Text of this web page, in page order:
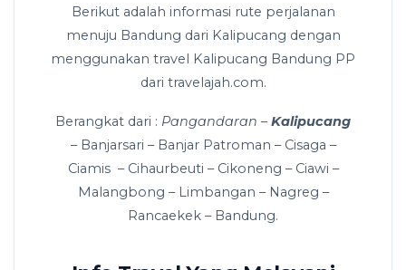
Berikut adalah informasi rute perjalanan
menuju Bandung dari Kalipucang dengan
menggunakan travel Kalipucang Bandung PP
dari travelajah.com.
Berangkat dari : Pangandaran –Kalipucang
– Banjarsari – Banjar Patroman – Cisaga –
Ciamis – Cihaurbeuti – Cikoneng – Ciawi –
Malangbong – Limbangan – Nagreg –
Rancaekek – Bandung.